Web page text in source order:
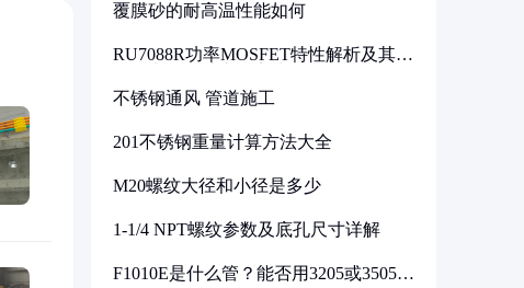
覆膜砂的耐高温性能如何
RU7088R功率MOSFET特性解析及其在
不锈钢通风 管道施工
201不锈钢重量计算方法大全
M20螺纹大径和小径是多少
1-1/4 NPT螺纹参数及底孔尺寸详解
F1010E是什么管？能否用3205或3505代